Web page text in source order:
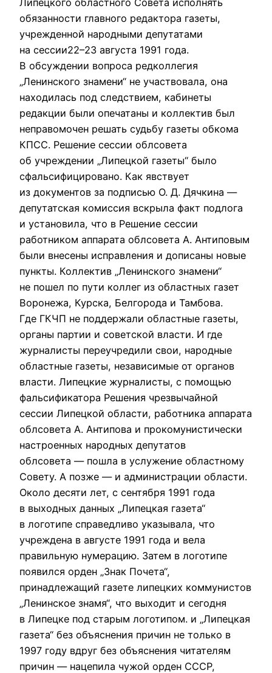
обязанности главного редактора газеты,
учрежденной народными депутатами
на сессии22–23 августа 1991 года.
В обсуждении вопроса редколлегия
„Ленинского знамени“ не участвовала, она
находилась под следствием, кабинеты
редакции были опечатаны и коллектив был
неправомочен решать судьбу газеты обкома
КПСС. Решение сессии облсовета
об учреждении „Липецкой газеты“ было
сфальсифицировано. Как явствует
из документов за подписью О. Д. Дячкина —
депутатская комиссия вскрыла факт подлога
и установила, что в Решение сессии
работником аппарата облсовета А. Антиповым
были внесены исправления и дописаны новые
пункты. Коллектив „Ленинского знамени“
не пошел по пути коллег из областных газет
Воронежа, Курска, Белгорода и Тамбова.
Где ГКЧП не поддержали областные газеты,
органы партии и советской власти. И где
журналисты переучредили свои, народные
областные газеты, независимые от органов
власти. Липецкие журналисты, с помощью
фальсификатора Решения чрезвычайной
сессии Липецкой области, работника аппарата
облсовета А. Антипова и прокомунистически
настроенных народных депутатов
облсовета — пошла в услужение областному
Совету. А позже — и администрации области.
Около десяти лет, с сентября 1991 года
в выходных данных „Липецкая газета“
в логотипе справедливо указывала, что
учреждена в августе 1991 года и вела
правильную нумерацию. Затем в логотипе
появился орден „Знак Почета“,
принадлежащий газете липецких коммунистов
„Ленинское знамя“, что выходит и сегодня
в Липецке под старым логотипом. и „Липецкая
газета“ без объяснения причин не только в
1997 году вдруг без объяснения читателям
причин — нацепила чужой орден СССР,